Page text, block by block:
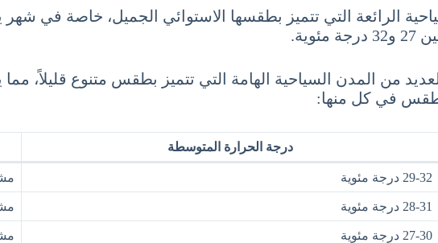
الرائعة التي تتميز بطقسها الاستوائي الجميل، خاصة في شهر
من المدن السياحية الهامة التي تتميز بطقس متنوع قليلاً، مما
في كل منها:
درجة الحرارة المتوسطة
29-32 درجة مئوية
28-31 درجة مئوية
27-30 درجة مئوية